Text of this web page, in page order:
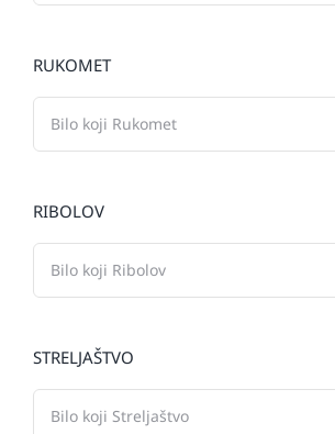
RUKOMET
RIBOLOV
STRELJAŠTVO